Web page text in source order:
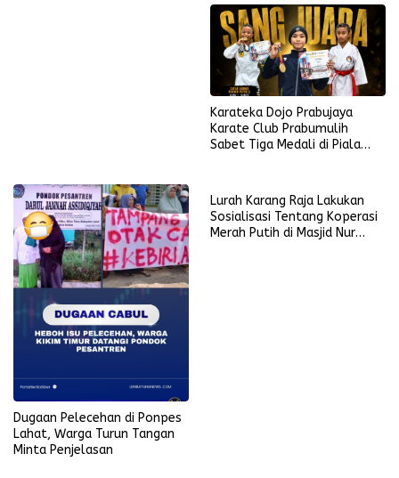
Karateka Dojo Prabujaya
Karate Club Prabumulih
Sabet Tiga Medali di Piala
Dugaan Pelecehan di Ponpes
Lahat, Warga Turun Tangan
Minta Penjelasan
Lurah Karang Raja Lakukan
Sosialisasi Tentang Koperasi
Merah Putih di Masjid Nur